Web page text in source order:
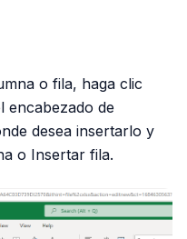
o fila, haga clic
encabezado de
desea insertarlo y
o Insertar fila.